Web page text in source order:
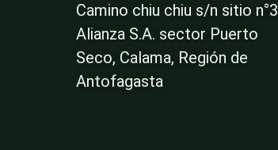
Camino chiu chiu s/n sitio n°3
Alianza S.A. sector Puerto
Seco, Calama, Región de
Antofagasta